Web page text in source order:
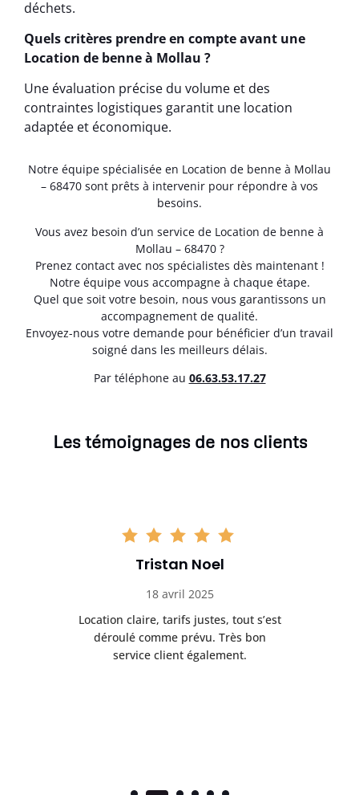
déchets.
Quels critères prendre en compte avant une
Location de benne à Mollau ?
Une évaluation précise du volume et des
contraintes logistiques garantit une location
adaptée et économique.
Notre équipe spécialisée en Location de benne à Mollau
– 68470 sont prêts à intervenir pour répondre à vos
besoins.
Vous avez besoin d’un service de Location de benne à
Mollau – 68470 ?
Prenez contact avec nos spécialistes dès maintenant !
Notre équipe vous accompagne à chaque étape.
Quel que soit votre besoin, nous vous garantissons un
accompagnement de qualité.
Envoyez-nous votre demande pour bénéficier d’un travail
soigné dans les meilleurs délais.
Par téléphone au 06.63.53.17.27
Les témoignages de nos clients
Tristan Noel
18 avril 2025
Location claire, tarifs justes, tout s’est
déroulé comme prévu. Très bon
service client également.